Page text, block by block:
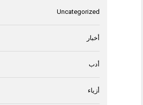
Uncategorized
أخبار
أدب
أزياء